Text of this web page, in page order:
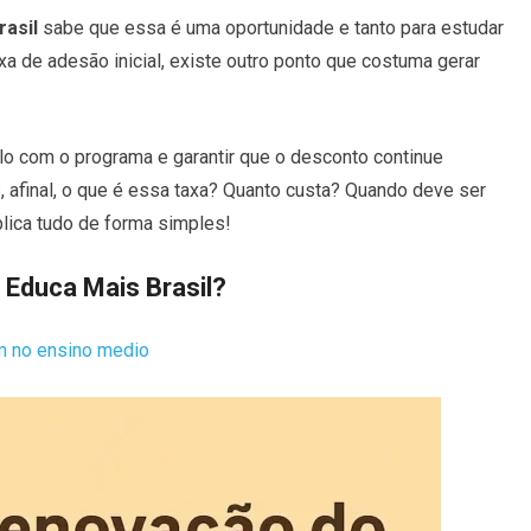
sabe que essa é uma oportunidade e tanto para estudar
de adesão inicial, existe outro ponto que costuma gerar
com o programa e garantir que o desconto continue
o que é essa taxa? Quanto custa? Quando deve ser
tudo de forma simples!
Mais Brasil?
no ensino medio